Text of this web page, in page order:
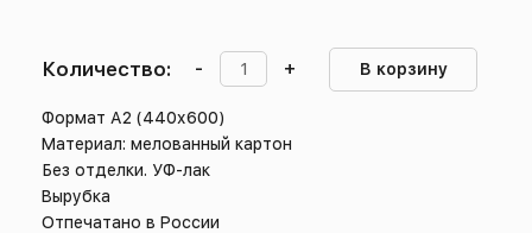
Количество: - + В корзину
Формат А2 (440х600)
Материал: мелованный картон
Без отделки. УФ-лак
Вырубка
Отпечатано в России